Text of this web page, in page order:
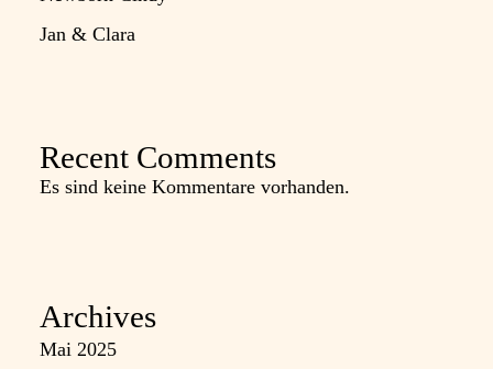
Jan & Clara
Recent Comments
Es sind keine Kommentare vorhanden.
Archives
Mai 2025